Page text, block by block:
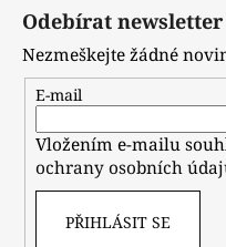
Odebírat newsletter
Nezmeškejte žádné
E-mail
Vložením e-mailu
ochrany osobních
PŘIHLÁSIT SE